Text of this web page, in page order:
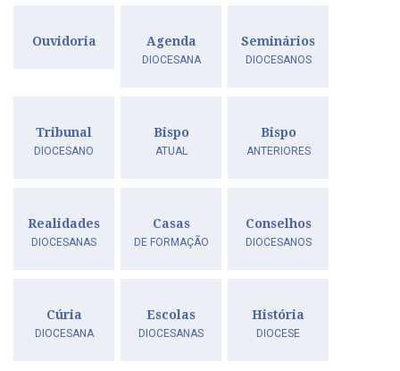
Ouvidoria Agenda
DIOCESANA
Seminários
DIOCESANOS
Tribunal
DIOCESANO
Bispo
ATUAL
Bispo
ANTERIORES
Realidades
DIOCESANAS
Casas
DE FORMAÇÃO
Conselhos
DIOCESANOS
Cúria
DIOCESANA
Escolas
DIOCESANAS
História
DIOCESE